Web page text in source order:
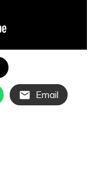
Email